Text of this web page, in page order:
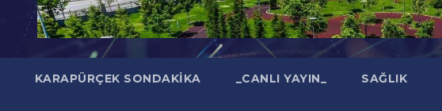
KARAPÜRÇEK SONDAKIKA _CANLI YAYIN_ SAĞLIK